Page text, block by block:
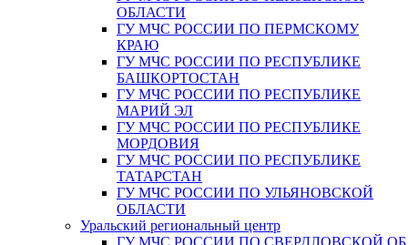
ОБЛАСТИ
ГУ МЧС РОССИИ ПО ПЕРМСКОМУ
КРАЮ
ГУ МЧС РОССИИ ПО РЕСПУБЛИКЕ
БАШКОРТОСТАН
ГУ МЧС РОССИИ ПО РЕСПУБЛИКЕ
МАРИЙ ЭЛ
ГУ МЧС РОССИИ ПО РЕСПУБЛИКЕ
МОРДОВИЯ
ГУ МЧС РОССИИ ПО РЕСПУБЛИКЕ
ТАТАРСТАН
ГУ МЧС РОССИИ ПО УЛЬЯНОВСКОЙ
ОБЛАСТИ
Уральский региональный центр
ГУ МЧС РОССИИ ПО СВЕРДЛОВСКОЙ